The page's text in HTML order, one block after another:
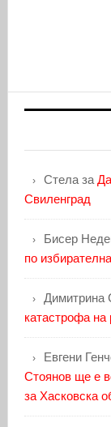
Стелаза
Свиленград
Бисер
по
Димитрина
катастрофа на
Евгени
Стоянов ще е
за Хасковска